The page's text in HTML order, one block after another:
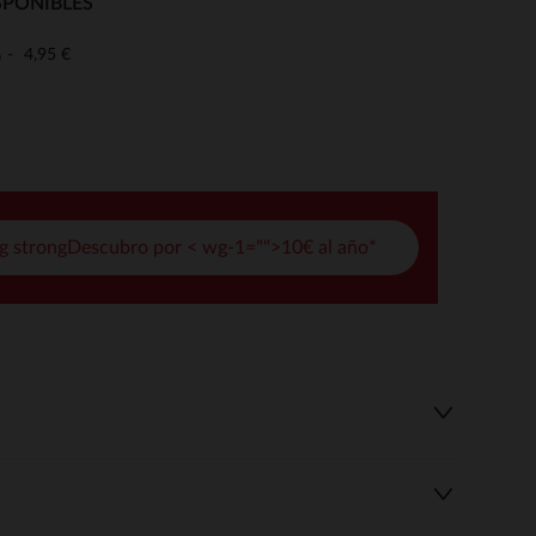
de privacidad, garantizando el cumplimiento de las
4,95 €
strongDescubro por < wg-1="">10€ al año*